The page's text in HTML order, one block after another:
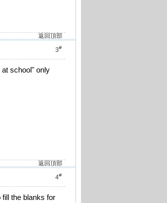
返回頂部
3#
school" only
返回頂部
4#
the blanks for